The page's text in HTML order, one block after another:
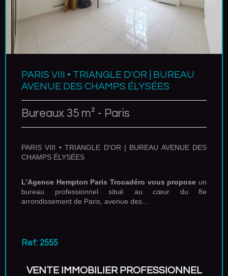
PARIS VIII • TRIANGLE D'OR | BUREAU
AVENUE DES CHAMPS ÉLYSÉES
Bureaux 35 m² - Paris
PARIS VIII • TRIANGLE D'OR | BUREAU AVENUE DES
CHAMPS ÉLYSÉES
L’Agence Hempton Paris Trocadéro vous propose un
bureau professionnel situé au cœur du 8e
arrondissement de Paris, avenue des...
Ref: 2555
VENTE IMMOBILIER PROFESSIONNEL